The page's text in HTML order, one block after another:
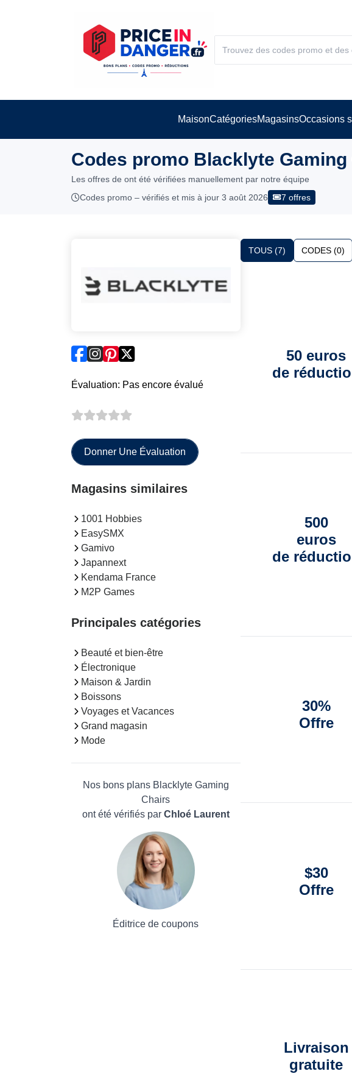
MaisonCatégoriesMagasinsOccasions
Codes promo Blacklyte
Les offres de ont été vérifiées manuellement par notre équipe
Codes promo – vérifiés et mis à jour 3 août 2026
7 offres
Évaluation: Pas encore évalué
Donner Une Évaluation
Magasins similaires
1001 Hobbies
EasySMX
Gamivo
Japannext
Kendama France
M2P Games
Principales catégories
Beauté et bien-être
Électronique
Maison & Jardin
Boissons
Voyages et Vacances
Grand magasin
Mode
Nos bons plans Blacklyte Gaming
Chairs
ont été vérifiés par Chloé Laurent
Éditrice de coupons
TOUS (7) CODES (0)
50 euros
de
500
euros
de
30%
Offre
$30
Offre
Livraison
gratuite